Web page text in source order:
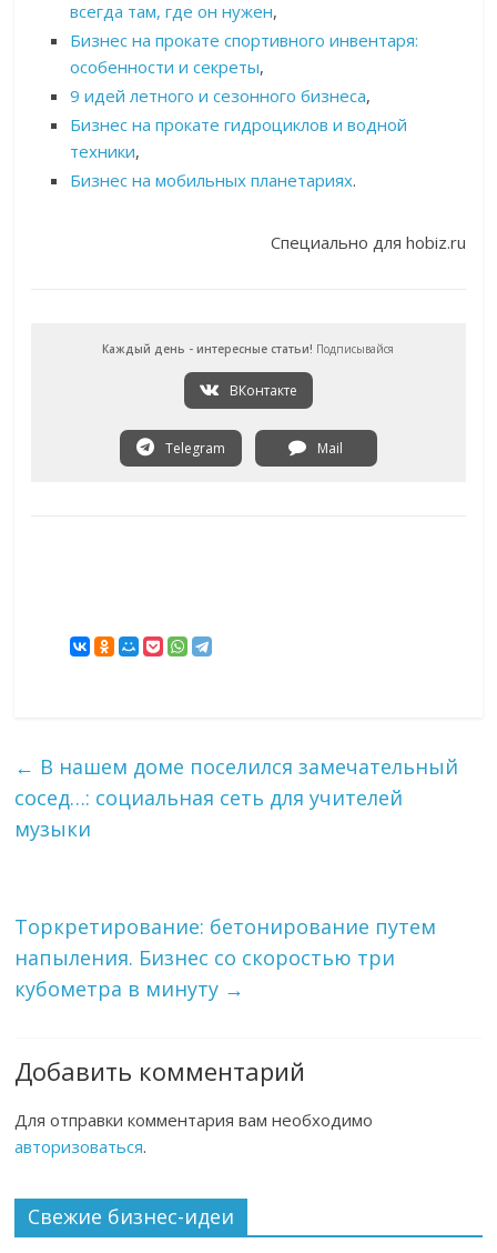
всегда там, где он нужен,
Бизнес на прокате спортивного инвентаря:
особенности и секреты,
9 идей летного и сезонного бизнеса,
Бизнес на прокате гидроциклов и водной
техники,
Бизнес на мобильных планетариях.
Специально для hobiz.ru
Каждый день - интересные статьи! Подписывайся
ВКонтакте
Telegram Mail
← В нашем доме поселился замечательный
сосед…: социальная сеть для учителей
музыки
Торкретирование: бетонирование путем
напыления. Бизнес со скоростью три
кубометра в минуту →
Добавить комментарий
Для отправки комментария вам необходимо
авторизоваться.
Свежие бизнес-идеи